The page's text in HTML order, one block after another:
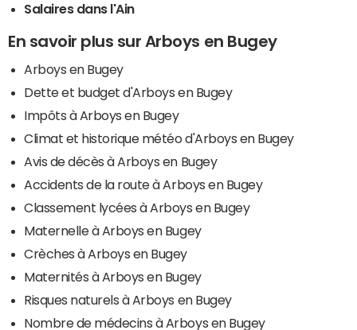
Salaires dans l'Ain
En savoir plus sur Arboys en Bugey
Arboys en Bugey
Dette et budget d'Arboys en Bugey
Impôts à Arboys en Bugey
Climat et historique météo d'Arboys en Bugey
Avis de décès à Arboys en Bugey
Accidents de la route à Arboys en Bugey
Classement lycées à Arboys en Bugey
Maternelle à Arboys en Bugey
Crèches à Arboys en Bugey
Maternités à Arboys en Bugey
Risques naturels à Arboys en Bugey
Nombre de médecins à Arboys en Bugey